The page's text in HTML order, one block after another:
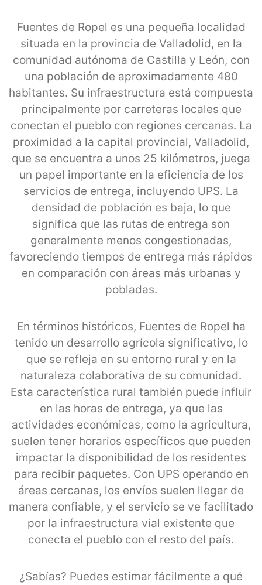
Fuentes de Ropel es una pequeña localidad
situada en la provincia de Valladolid, en la
comunidad autónoma de Castilla y León, con
una población de aproximadamente 480
habitantes. Su infraestructura está compuesta
principalmente por carreteras locales que
conectan el pueblo con regiones cercanas. La
proximidad a la capital provincial, Valladolid,
que se encuentra a unos 25 kilómetros, juega
un papel importante en la eficiencia de los
servicios de entrega, incluyendo UPS. La
densidad de población es baja, lo que
significa que las rutas de entrega son
generalmente menos congestionadas,
favoreciendo tiempos de entrega más rápidos
en comparación con áreas más urbanas y
pobladas.
En términos históricos, Fuentes de Ropel ha
tenido un desarrollo agrícola significativo, lo
que se refleja en su entorno rural y en la
naturaleza colaborativa de su comunidad.
Esta característica rural también puede influir
en las horas de entrega, ya que las
actividades económicas, como la agricultura,
suelen tener horarios específicos que pueden
impactar la disponibilidad de los residentes
para recibir paquetes. Con UPS operando en
áreas cercanas, los envíos suelen llegar de
manera confiable, y el servicio se ve facilitado
por la infraestructura vial existente que
conecta el pueblo con el resto del país.
¿Sabías? Puedes estimar fácilmente a qué